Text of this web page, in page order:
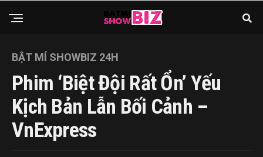
BẬT MÍ SHOWBIZ 24H
Phim ‘Biệt Đội Rất Ổn’ Yếu
Kịch Bản Lẫn Bối Cảnh –
VnExpress